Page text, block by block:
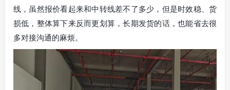
线，虽然报价看起来和中转线差不了多少，但是时效稳、货
损低，整体算下来反而更划算，长期发货的话，也能省去很
多对接沟通的麻烦。